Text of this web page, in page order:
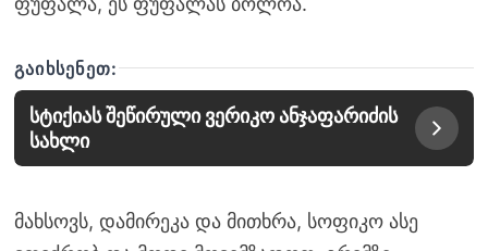
ᲒᲐᲘᲮᲡᲔᲜᲔᲗ:
სტიქიას შეწირული ვერიკო ანჯაფარიძის
სახლი
მახსოვს, დამირეკა და მითხრა, სოფიკო ასე